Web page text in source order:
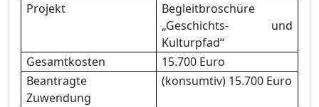
Projekt
Begleitbroschüre
„Geschichts- und
Kulturpfad“
Gesamtkosten
15.700 Euro
Beantragte
Zuwendung
(konsumtiv) 15.700 Euro